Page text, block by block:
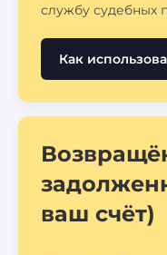
службу судебных
Как
ваш счёт)